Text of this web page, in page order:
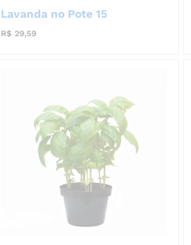
Lavanda no Pote 15
R$ 29,59